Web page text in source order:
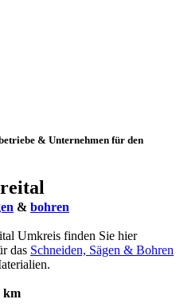
& Unternehmen für den
& bohren
Umkreis finden Sie hier
das Schneiden, Sägen & Bohren
km